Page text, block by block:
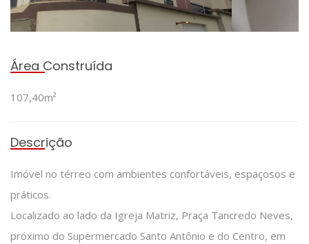
Área Construída
107,40m²
Descrição
Imóvel no térreo com ambientes confortáveis, espaçosos e
práticos.
Localizado ao lado da Igreja Matriz, Praça Tancredo Neves,
próximo do Supermercado Santo Antônio e do Centro, em